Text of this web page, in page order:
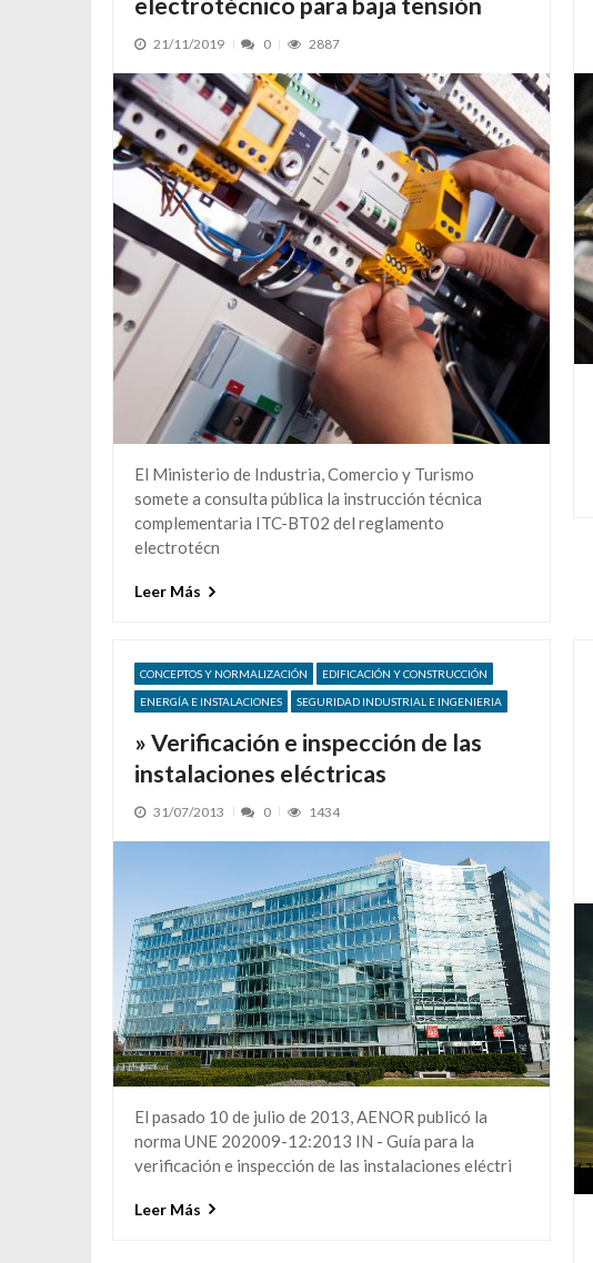
21/11/2019 0 2887
El Ministerio de Industria, Comercio y Turismo
somete a consulta pública la instrucción técnica
complementaria ITC-BT02 del reglamento
electrotécn
Leer Más
CONCEPTOS Y NORMALIZACIÓN EDIFICACIÓN Y CONSTRUCCIÓN
ENERGÍA E INSTALACIONES SEGURIDAD INDUSTRIAL E INGENIERIA
» Verificación e inspección de las
instalaciones eléctricas
31/07/2013 0 1434
El pasado 10 de julio de 2013, AENOR publicó la
norma UNE 202009-12:2013 IN - Guía para la
verificación e inspección de las instalaciones eléctri
Leer Más